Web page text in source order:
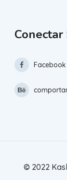
Facebook
© 2022